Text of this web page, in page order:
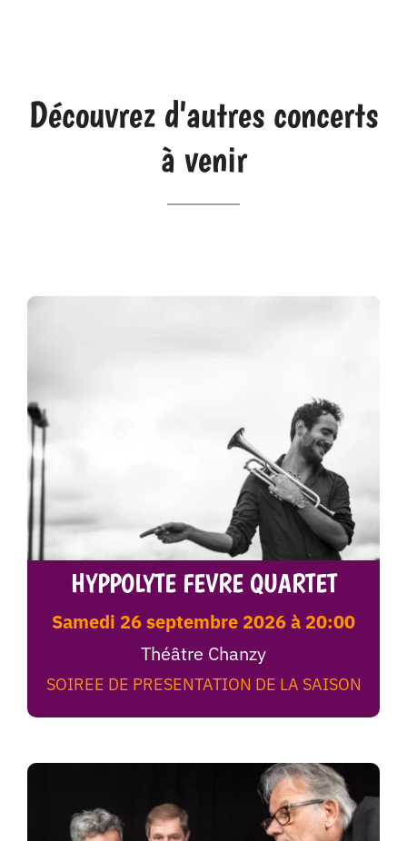
Découvrez d'autres concerts
à venir
HYPPOLYTE FEVRE QUARTET
samedi 26 septembre 2026 à 20:00
Théâtre Chanzy
SOIREE DE PRESENTATION DE LA SAISON